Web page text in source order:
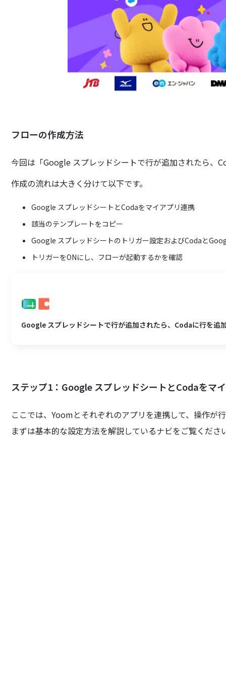
フローの作成方法
今回は「Google スプレッドシートで行が追加されたら、
作成の流れは大きく分けて以下です。
Google スプレッドシートとCodaをマイアプリ連携
該当のテンプレートをコピー
Google スプレッドシートのトリガー設定およびCodaと
トリガーをONにし、フローが起動するかを確認
Google スプレッドシートで行が追加されたら、Codaに行を追
ステップ1：Google スプレッドシートとCodaをマ
ここでは、Yoomとそれぞれのアプリを連携して、操作が
まずは基本的な設定方法を解説しているナビをご覧くださ